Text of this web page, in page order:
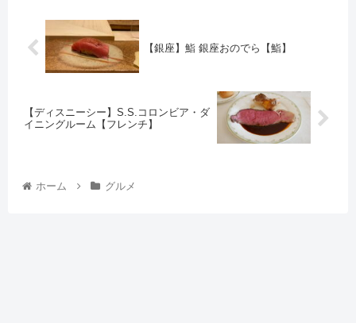
【銀座】鮨 銀座おのでら【鮨】
【ディスニーシー】S.S.コロンビア・ダ
イニングルーム【フレンチ】
ホーム グルメ